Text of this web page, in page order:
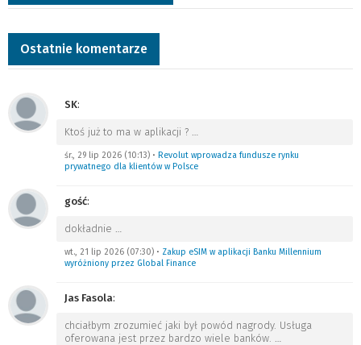
Ostatnie komentarze
SK:
Ktoś już to ma w aplikacji ? …
śr., 29 lip 2026 (10:13) • Revolut wprowadza fundusze rynku
prywatnego dla klientów w Polsce
gość:
dokładnie …
wt., 21 lip 2026 (07:30) • Zakup eSIM w aplikacji Banku Millennium
wyróżniony przez Global Finance
Jas Fasola:
chciałbym zrozumieć jaki był powód nagrody. Usługa
oferowana jest przez bardzo wiele banków. …